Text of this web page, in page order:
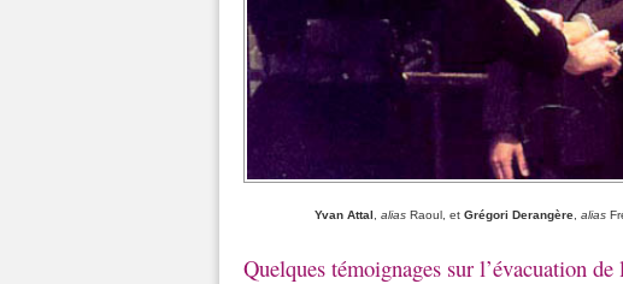
Yvan Attal alias Raoul, et Grégori Derangère alias
Quelques témoignages sur l’évacuation